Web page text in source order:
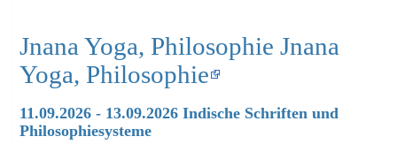
Jnana Yoga, Philosophie Jnana
Yoga, Philosophie
11.09.2026 - 13.09.2026 Indische Schriften und
Philosophiesysteme